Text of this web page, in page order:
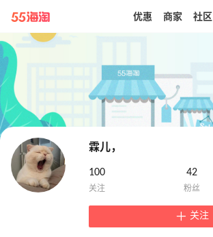
带你去官网买正品
优惠 商家 社区
霖儿，
100 42
关注